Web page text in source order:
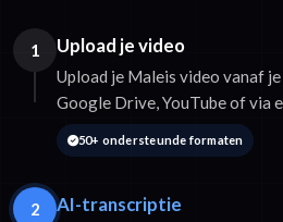
1 Upload je video
Upload je Maleis video vanaf
Google Drive, YouTube of via
50+ ondersteunde formaten
2 AI-transcriptie